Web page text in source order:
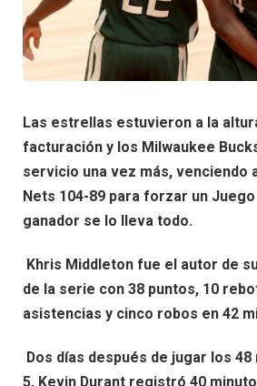
Las estrellas estuvieron a la
facturación y los Milwaukee
servicio una vez más, venciendo
Nets 104-89 para forzar un
ganador se lo lleva todo.
Khris Middleton fue el autor de
de la serie con 38 puntos, 10
asistencias y cinco robos en 42
Dos días después de jugar los
5, Kevin Durant registró 40